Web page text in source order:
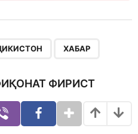
ХАБАР
ФИРИСТ